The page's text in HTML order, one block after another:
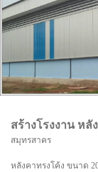
สร้างโรงงาน หลั
สมุทรสาคร
หลังคาทรงโค้ง ขนาด